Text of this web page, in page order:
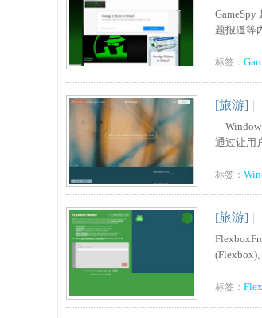
题报道等
标签：
[旅游] |
Window
通过让用
标签：
[旅游] |
(Flexbox)
标签：